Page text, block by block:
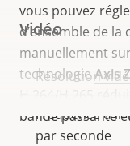
vous pouvez
d’ensemble de la
manuellement
technologieAxis
bande passante
Vidéo
Description
propriété
Résolution
Fréquence
par seconde